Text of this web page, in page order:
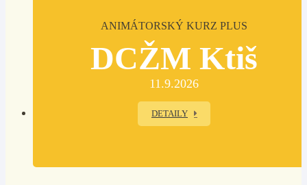
ANIMÁTORSKÝ KURZ PLUS
DCŽM Ktiš
11.9.2026
DETAILY